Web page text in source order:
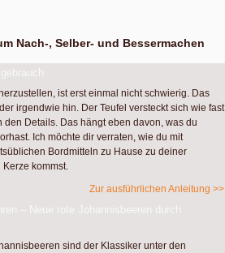
Nach-, Selber- und Bessermachen
ist erst einmal nicht schwierig. Das
irgendwie hin. Der Teufel versteckt sich wie fast
den Details. Das hängt eben davon, was du
Ich möchte dir verraten, wie du mit
Bordmitteln zu Hause zu deiner
kommst.
Zur ausführlichen Anleitung >>
– Neue rote Johannisbeeren durch
sind der Klassiker unter den